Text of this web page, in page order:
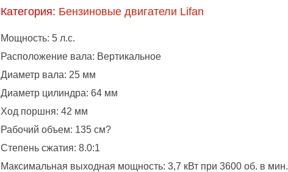
Категория: Бензиновые двигатели Lifan
Мощность: 5 л.с.
Расположение вала: Вертикальное
Диаметр вала: 25 мм
Диаметр цилиндра: 64 мм
Ход поршня: 42 мм
Рабочий объем: 135 см?
Степень сжатия: 8.0:1
Максимальная выходная мощность: 3,7 кВт при 3600 об. в мин.